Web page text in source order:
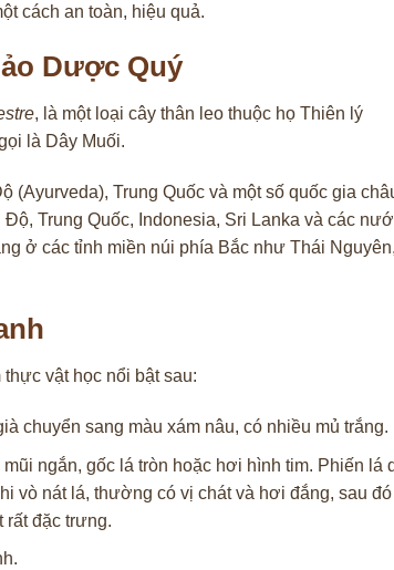
cách an toàn, hiệu quả.
Dược Quý
, là một loại cây thân leo thuộc họ Thiên lý
là Dây Muối.
Trung Quốc và một số quốc gia
Trung Quốc, Indonesia, Sri Lanka và các
ở các tỉnh miền núi phía Bắc như Thái
vật học nổi bật sau:
chuyển sang màu xám nâu, có nhiều mủ trắng.
ngắn, gốc lá tròn hoặc hơi hình tim. Phiến lá
vò nát lá, thường có vị chát và hơi đắng, sau
rất đặc trưng.